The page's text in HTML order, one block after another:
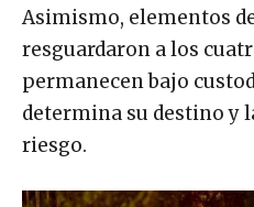
Asimismo, elementos
resguardaron a los
permanecen bajo
determina su destino y
riesgo.